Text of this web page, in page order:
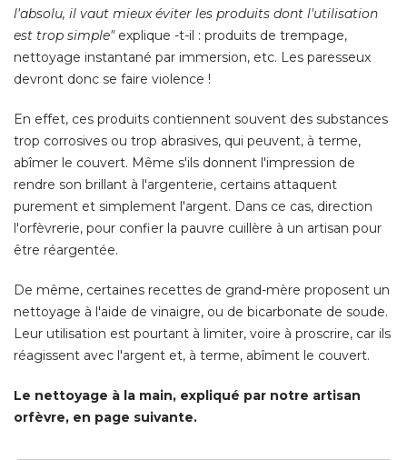
l'absolu, il vaut mieux éviter les produits dont l'utilisation
est trop simple" explique -t-il : produits de trempage,
nettoyage instantané par immersion, etc. Les paresseux
devront donc se faire violence !
En effet, ces produits contiennent souvent des substances
trop corrosives ou trop abrasives, qui peuvent, à terme,
abîmer le couvert. Même s'ils donnent l'impression de
rendre son brillant à l'argenterie, certains attaquent
purement et simplement l'argent. Dans ce cas, direction
l'orfèvrerie, pour confier la pauvre cuillère à un artisan pour
être réargentée.
De même, certaines recettes de grand-mère proposent un
nettoyage à l'aide de vinaigre, ou de bicarbonate de soude.
Leur utilisation est pourtant à limiter, voire à proscrire, car ils
réagissent avec l'argent et, à terme, abîment le couvert.
Le nettoyage à la main, expliqué par notre artisan
orfèvre, en page suivante.